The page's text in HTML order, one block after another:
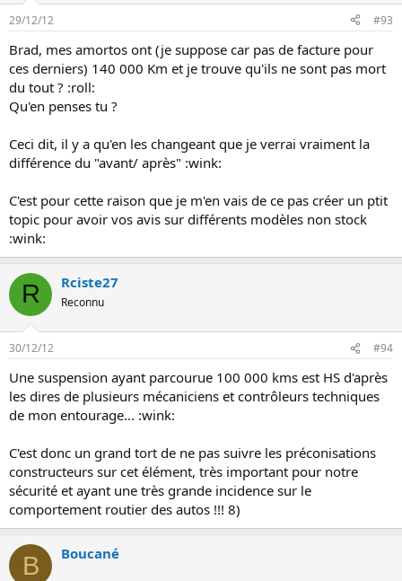
29/12/12 #93
Brad, mes amortos ont (je suppose car pas de facture pour
ces derniers) 140 000 Km et je trouve qu'ils ne sont pas mort
du tout ? :roll:
Qu'en penses tu ?
Ceci dit, il y a qu'en les changeant que je verrai vraiment la
différence du "avant/ après" :wink:
C'est pour cette raison que je m'en vais de ce pas créer un ptit
topic pour avoir vos avis sur différents modèles non stock
:wink:
R Rciste27
Reconnu
30/12/12 #94
Une suspension ayant parcourue 100 000 kms est HS d'après
les dires de plusieurs mécaniciens et contrôleurs techniques
de mon entourage... :wink:
C'est donc un grand tort de ne pas suivre les préconisations
constructeurs sur cet élément, très important pour notre
sécurité et ayant une très grande incidence sur le
comportement routier des autos !!! 8)
B Boucané